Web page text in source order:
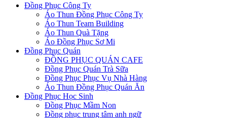
Đồng Phục Công Ty
Áo Thun Đồng Phục Công Ty
Áo Thun Team Building
Áo Thun Quà Tặng
Áo Đồng Phục Sơ Mi
Đồng Phục Quán
ĐỒNG PHỤC QUÁN CAFE
Đồng Phục Quán Trà Sữa
Đồng Phục Phục Vụ Nhà Hàng
Áo Thun Đồng Phục Quán Ăn
Đồng Phục Học Sinh
Đồng Phục Mầm Non
Đồng phục trung tâm anh ngữ